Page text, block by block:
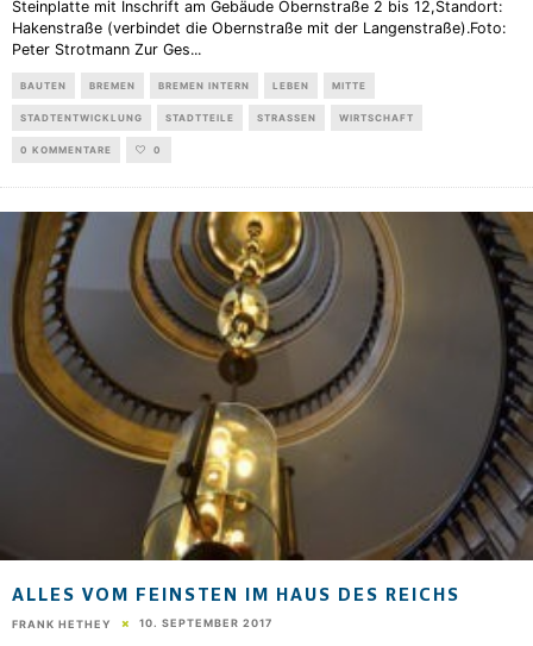
Steinplatte mit Inschrift am Gebäude Obernstraße 2 bis 12,Standort:
Hakenstraße (verbindet die Obernstraße mit der Langenstraße).Foto:
Peter Strotmann Zur Ges...
BAUTEN BREMEN BREMEN INTERN LEBEN MITTE
STADTENTWICKLUNG STADTTEILE STRASSEN WIRTSCHAFT
0 KOMMENTARE 0
ALLES VOM FEINSTEN IM HAUS DES REICHS
FRANK HETHEY 10. SEPTEMBER 2017